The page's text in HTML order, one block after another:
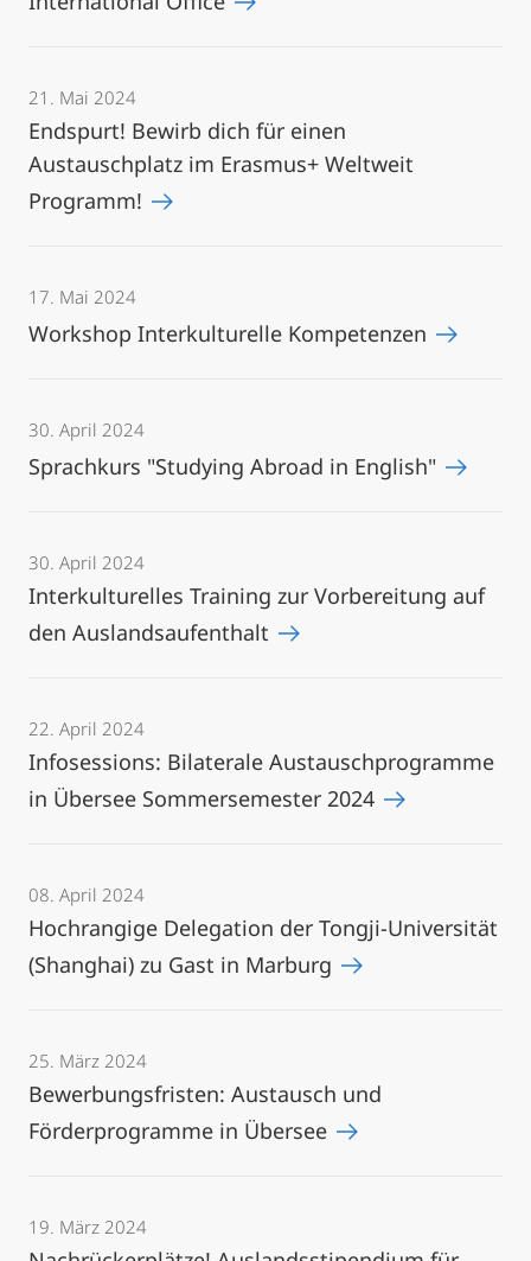
21. Mai 2024
Endspurt! Bewirb dich für einen
Austauschplatz im Erasmus+ Weltweit
Programm!
17. Mai 2024
Workshop Interkulturelle Kompetenzen
30. April 2024
Sprachkurs "Studying Abroad in English"
30. April 2024
Interkulturelles Training zur Vorbereitung auf
den Auslandsaufenthalt
22. April 2024
Infosessions: Bilaterale Austauschprogramme
in Übersee Sommersemester 2024
08. April 2024
Hochrangige Delegation der Tongji-Universität
(Shanghai) zu Gast in Marburg
25. März 2024
Bewerbungsfristen: Austausch und
Förderprogramme in Übersee
19. März 2024